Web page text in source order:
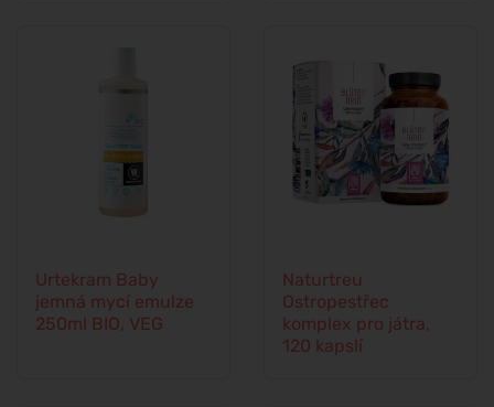
Urtekram Baby
jemná mycí emulze
250ml BIO, VEG
Naturtreu
Ostropestřec
komplex pro játra,
120 kapslí